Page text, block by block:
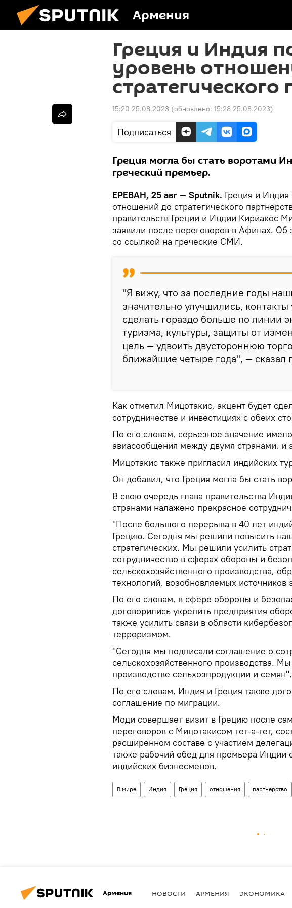
Армения
Греция и Индия
уровень
стратегического
15:20 25.08.2023 (обновлено: 15:28 25.08.2023)
Подписаться
Греция могла бы стать воротами
греческий премьер.
ЕРЕВАН, 25 авг — Sputnik. Греция и
отношений до стратегического
правительств Греции и Индии Кириакос
заявили после переговоров в Афинах. Об
со ссылкой на греческие СМИ.
"Я вижу, что за последние годы
значительно улучшились,
сделать гораздо больше по линии
туризма, культуры, защиты от
цель — удвоить двустороннюю
ближайшие четыре года", — сказал
Как отметил Мицотакис, акцент будет
сотрудничестве и инвестициях с обеих
По его словам, серьезное значение
авиасообщения между двумя странами, и
Мицотакис также пригласил индийских
Он добавил, что Греция могла бы стать
В свою очередь глава правительства
странами налажено прекрасное
"После большого перерыва в 40 лет
Грецию. Сегодня мы решили повысить
стратегических. Мы решили усилить
сотрудничество в сферах обороны и
сельскохозяйственного производства,
технологий, возобновляемых
По его словам, в сфере обороны и
договорились укрепить предприятия
также усилить связи в области
терроризмом.
"Сегодня мы подписали соглашение о
сельскохозяйственного производства.
производстве сельхозпродукции и
По его словам, Индия и Греция также
соглашение по миграции.
Моди совершает визит в Грецию после
переговоров с Мицотакисом тет-а-тет,
расширенном составе с участием
также рабочий обед для премьера Индии
индийских бизнесменов.
В мире Индия Греция отношения партнерство
Армения НОВОСТИ АРМЕНИЯ ЭКОНОМИКА